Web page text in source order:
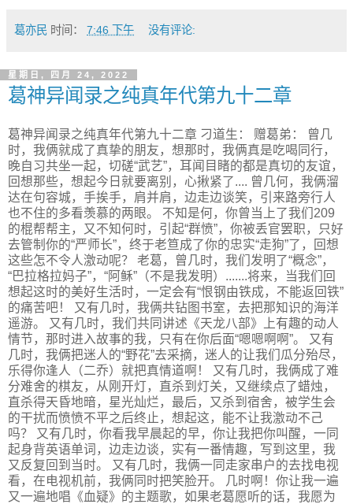
葛亦民 时间： 7:46 下午 没有评论:
星期日, 四月 24, 2022
葛神异闻录之纯真年代第九十二章
葛神异闻录之纯真年代第九十二章 刁道生： 赠葛弟： 曾几
时，我俩就成了真挚的朋友，想那时，我俩真是吃喝同行，
晚自习共坐一起，切磋“武艺”，耳闻目睹的都是真切的友谊，
回想那些，想起今日就要离别，心揪紧了.... 曾几何，我俩溜
达在句容城，手挨手，肩并肩，边走边谈笑，引来路旁行人
也不住的多看羡慕的两眼。 不知是何，你曾当上了我们209
的棍帮帮主，又不知何时，引起“群愤”，你被丢官罢职，只好
去管制你的“严师长”，终于老笪成了你的忠实“走狗”了，回想
这些怎不令人激动呢？ 老葛，曾几时，我们发明了“概念”，
“巴拉格拉妈子”，“阿稣”（不是我发明）.......将来，当我们回
想起这时的美好生活时，一定会有“恨钢由铁成，不能返回铁”
的痛苦吧！ 又有几时，我俩共钻图书室，去把那知识的海洋
遥游。 又有几时，我们共同讲述《天龙八部》上有趣的动人
情节，那时进入故事的我，只有在你后面“嗯嗯啊啊”。 又有
几时，我俩把迷人的“野花”去采摘，迷人的让我们瓜分殆尽，
乐得你逢人（二乔）就把真情道啊！ 又有几时，我俩成了难
分难舍的棋友，从刚开灯，直杀到灯关，又继续点了蜡烛，
直杀得天昏地暗，星光灿烂，最后，又杀到宿舍，被学生会
的干扰而愤愤不平之后终止，想起这，能不让我激动不己
吗？ 又有几时，你看我早晨起的早，你让我把你叫醒，一同
起身背英语单词，边走边谈，实有一番情趣，写到这里，我
又反复回到当时。 又有几时，我俩一同走家串户的去找电视
看，在电视机前，我俩同时把笑脸开。 几时啊！你让我一遍
又一遍地唱《血疑》的主题歌，如果老葛愿听的话，我愿为